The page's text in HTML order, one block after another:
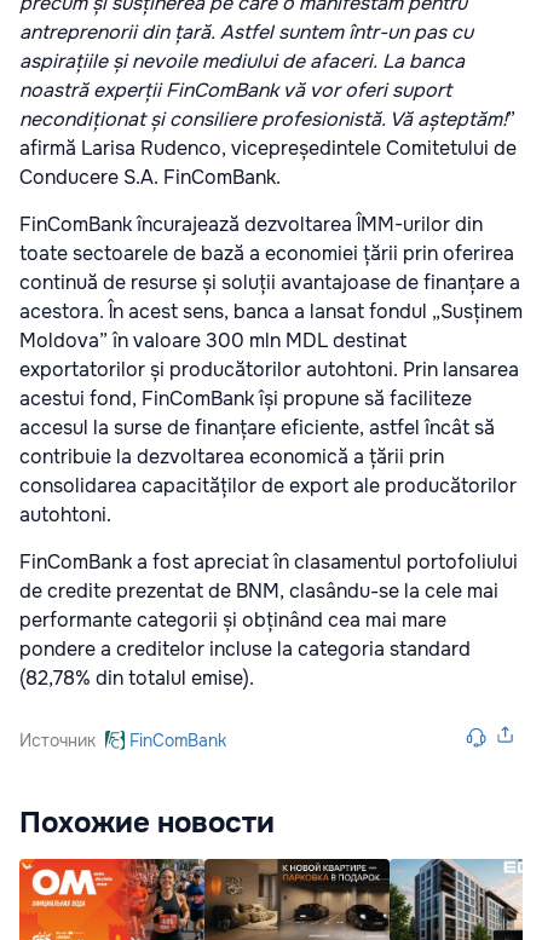
antreprenorii din țară. Astfel suntem într-un pas cu
aspirațiile și nevoile mediului de afaceri. La banca
noastră experții FinComBank vă vor oferi suport
necondiționat și consiliere profesionistă. Vă așteptăm!”
afirmă Larisa Rudenco, vicepreședintele Comitetului de
Conducere S.A. FinComBank.
FinComBank încurajează dezvoltarea ÎMM-urilor din
toate sectoarele de bază a economiei țării prin oferirea
continuă de resurse și soluții avantajoase de finanțare a
acestora. În acest sens, banca a lansat fondul „Susținem
Moldova” în valoare 300 mln MDL destinat
exportatorilor și producătorilor autohtoni. Prin lansarea
acestui fond, FinComBank își propune să faciliteze
accesul la surse de finanțare eficiente, astfel încât să
contribuie la dezvoltarea economică a țării prin
consolidarea capacităților de export ale producătorilor
autohtoni.
FinComBank a fost apreciat în clasamentul portofoliului
de credite prezentat de BNM, clasându-se la cele mai
performante categorii și obținând cea mai mare
pondere a creditelor incluse la categoria standard
(82,78% din totalul emise).
Источник FinComBank
Похожие новости